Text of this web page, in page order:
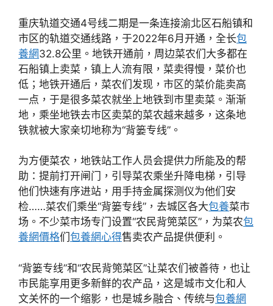
重庆轨道交通4号线二期是一条连接渝北区石船镇和
市区的轨道交通线路，于2022年6月开通，全长包
養網32.8公里。地铁开通前，周边菜农们大多都在
石船镇上卖菜，镇上人流有限，菜卖得慢，菜价也
低；地铁开通后，菜农们发现，市区的菜价能卖高
一点，于是很多菜农就坐上地铁到市里卖菜。渐渐
地，乘坐地铁去市区卖菜的菜农越来越多，这条地
铁就被大家亲切地称为“背篓专线”。
为方便菜农，地铁站工作人员会提供力所能及的帮
助：提前打开闸门，引导菜农乘坐升降电梯，引导
他们快速有序进站，用手持金属探测仪为他们安
检……菜农们乘坐“背篓专线”，去城区各大包養菜市
场。不少菜市场专门设置“农民背篼菜区”，为菜农包
養網價格们 包養網心得售卖农产品提供便利。
“背篓专线”和“农民背篼菜区”让菜农们被善待，也让
市民能享用更多新鲜的农产品，这是城市文化和人
文关怀的一个缩影，也是城乡融合、传统与包養網